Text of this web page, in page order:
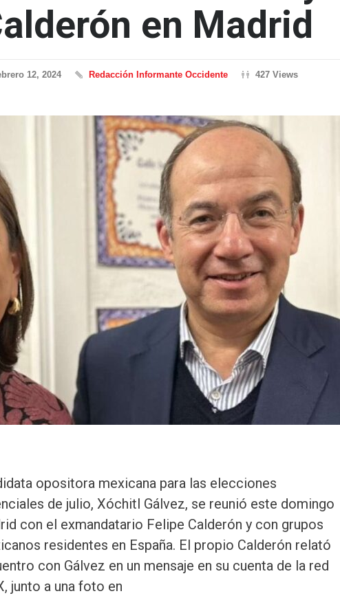
en Madrid
12, 2024 Redacción Informante Occidente
427 Views
opositora mexicana para las elecciones
de julio, Xóchitl Gálvez, se reunió este domingo
con el exmandatario Felipe Calderón y con grupos
residentes en España. El propio Calderón relató
con Gálvez en un mensaje en su cuenta de la red
junto a una foto en